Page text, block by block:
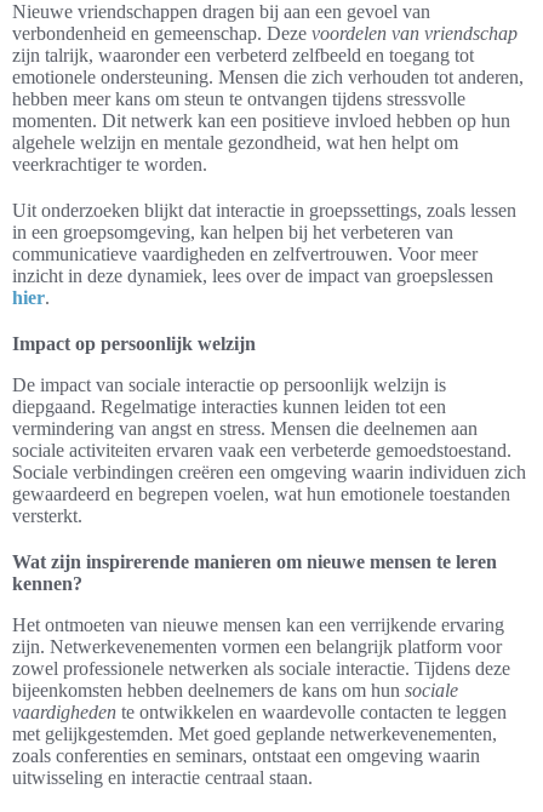
Nieuwe vriendschappen dragen bij aan een gevoel van
verbondenheid en gemeenschap. Deze voordelen van vriendschap
zijn talrijk, waaronder een verbeterd zelfbeeld en toegang tot
emotionele ondersteuning. Mensen die zich verhouden tot anderen,
hebben meer kans om steun te ontvangen tijdens stressvolle
momenten. Dit netwerk kan een positieve invloed hebben op hun
algehele welzijn en mentale gezondheid, wat hen helpt om
veerkrachtiger te worden.
Uit onderzoeken blijkt dat interactie in groepssettings, zoals lessen
in een groepsomgeving, kan helpen bij het verbeteren van
communicatieve vaardigheden en zelfvertrouwen. Voor meer
inzicht in deze dynamiek, lees over de impact van groepslessen
hier.
Impact op persoonlijk welzijn
De impact van sociale interactie op persoonlijk welzijn is
diepgaand. Regelmatige interacties kunnen leiden tot een
vermindering van angst en stress. Mensen die deelnemen aan
sociale activiteiten ervaren vaak een verbeterde gemoedstoestand.
Sociale verbindingen creëren een omgeving waarin individuen zich
gewaardeerd en begrepen voelen, wat hun emotionele toestanden
versterkt.
Wat zijn inspirerende manieren om nieuwe mensen te leren
kennen?
Het ontmoeten van nieuwe mensen kan een verrijkende ervaring
zijn. Netwerkevenementen vormen een belangrijk platform voor
zowel professionele netwerken als sociale interactie. Tijdens deze
bijeenkomsten hebben deelnemers de kans om hun sociale
vaardigheden te ontwikkelen en waardevolle contacten te leggen
met gelijkgestemden. Met goed geplande netwerkevenementen,
zoals conferenties en seminars, ontstaat een omgeving waarin
uitwisseling en interactie centraal staan.